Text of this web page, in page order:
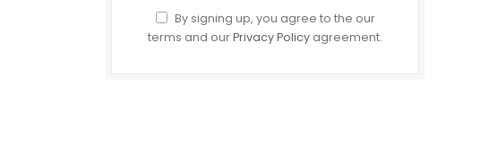
By signing up, you agree to the our
terms and ourPrivacy Policy agreement.